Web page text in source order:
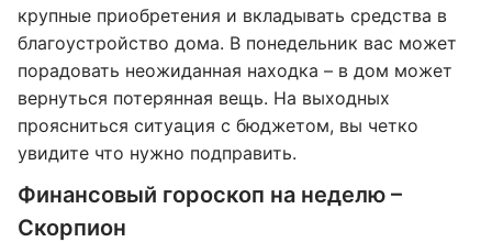
крупные приобретения и вкладывать средства в
благоустройство дома. В понедельник вас может
порадовать неожиданная находка – в дом может
вернуться потерянная вещь. На выходных
проясниться ситуация с бюджетом, вы четко
увидите что нужно подправить.
Финансовый гороскоп на неделю –
Скорпион